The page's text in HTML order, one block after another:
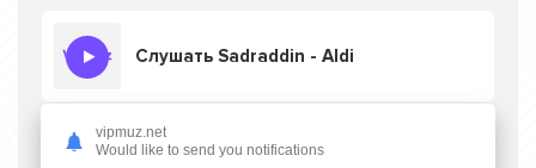
Слушать Sadraddin - Aldi
Скачать песню Sadraddin - Aldi
vipmuz.net
Would like to send you notifications